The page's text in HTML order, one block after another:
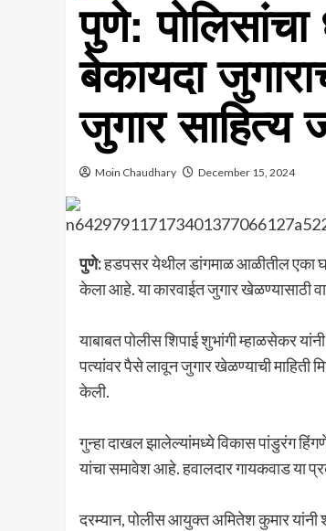
पुणे:
बेकायदा
जुगार साहित्य
Moin Chaudhary December 15, 2024
पुणे:हडपसर येथील डांगमाळ आळीतील एका
केला आहे. या कारवाईत जुगार खेळण्यासाठी
याबाबत पोलीस शिपाई शुभांगी म्हाळसेकर
पत्यांवर पैसे लावून जुगार खेळण्याची माहिती
केली.
गुन्हा दाखल झालेल्यांमध्ये विकास पांडुरंग
यांचा समावेश आहे. हवालदार गायकवाड या
दरम्यान, पोलीस आयुक्त अमितेश कुमार